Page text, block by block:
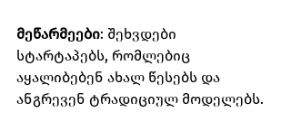
მეწარმეები: შეხვდები
სტარტაპებს, რომლებიც
აყალიბებენ ახალ წესებს და
ანგრევენ ტრადიციულ მოდელებს.